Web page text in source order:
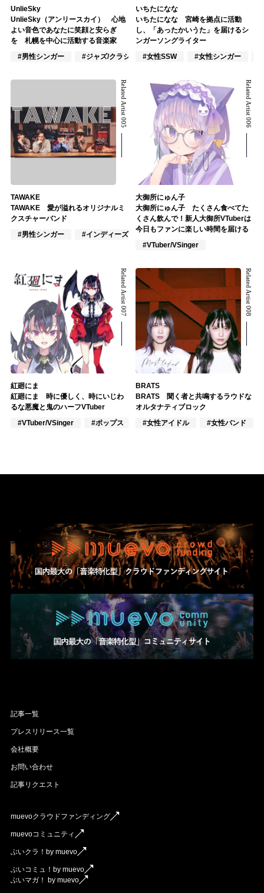
UnlieSky
UnlieSky（アンリースカイ） 心地
よい音色であなたに笑顔と安らぎ
を 札幌を中心に活動する音楽家
#男性シンガー
#ジャズ/クラシック奏者 #楽器奏者
いちたになな
いちたになな 宮崎を拠点に活動
し、「あったかいうた」を届けるシ
ンガーソングライター
#女性SSW
#女性シンガー
Related Artist 005
TAWAKE
TAWAKE 愛が溢れるオリジナルミ
クスチャーバンド
#男性シンガー
#インディーズ #男性バンド
Related Artist 006
大御所にゅん子
大御所にゅん子 たくさん食べてた
くさん飲んで！新人大御所VTuberは
今日もファンに楽しい時間を届ける
#VTuber/VSinger
Related Artist 007
紅廻にま
紅廻にま 時に優しく、時にいじわ
るな悪魔と鬼のハーフVTuber
#VTuber/VSinger
#ポップス #アニメ/ゲーム
Related Artist 008
BRATS
BRATS 聞く者と共鳴するラウドな
オルタナティブロック
#女性アイドル
#女性バンド
記事一覧
プレスリリース一覧
会社概要
お問い合わせ
記事リクエスト
muevoクラウドファンディング
muevoコミュニティ
ぶいクラ！by muevo
ぶいコミュ！by muevo
ぶいマガ！ by muevo